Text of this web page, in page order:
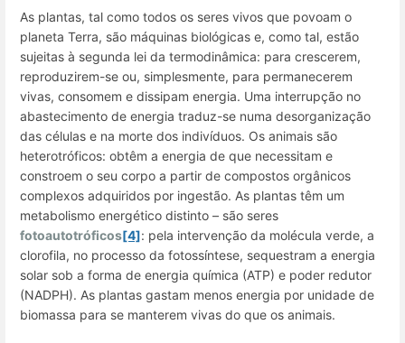
As plantas, tal como todos os seres vivos que povoam o
planeta Terra, são máquinas biológicas e, como tal, estão
sujeitas à segunda lei da termodinâmica: para crescerem,
reproduzirem-se ou, simplesmente, para permanecerem
vivas, consomem e dissipam energia. Uma interrupção no
abastecimento de energia traduz-se numa desorganização
das células e na morte dos indivíduos. Os animais são
heterotróficos: obtêm a energia de que necessitam e
constroem o seu corpo a partir de compostos orgânicos
complexos adquiridos por ingestão. As plantas têm um
metabolismo energético distinto – são seres
fotoautotróficos[4]: pela intervenção da molécula verde, a
clorofila, no processo da fotossíntese, sequestram a energia
solar sob a forma de energia química (ATP) e poder redutor
(NADPH). As plantas gastam menos energia por unidade de
biomassa para se manterem vivas do que os animais.